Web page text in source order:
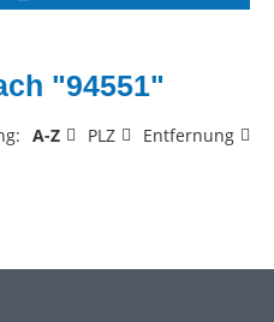
"94551"
A-Z PLZ
Entfernung